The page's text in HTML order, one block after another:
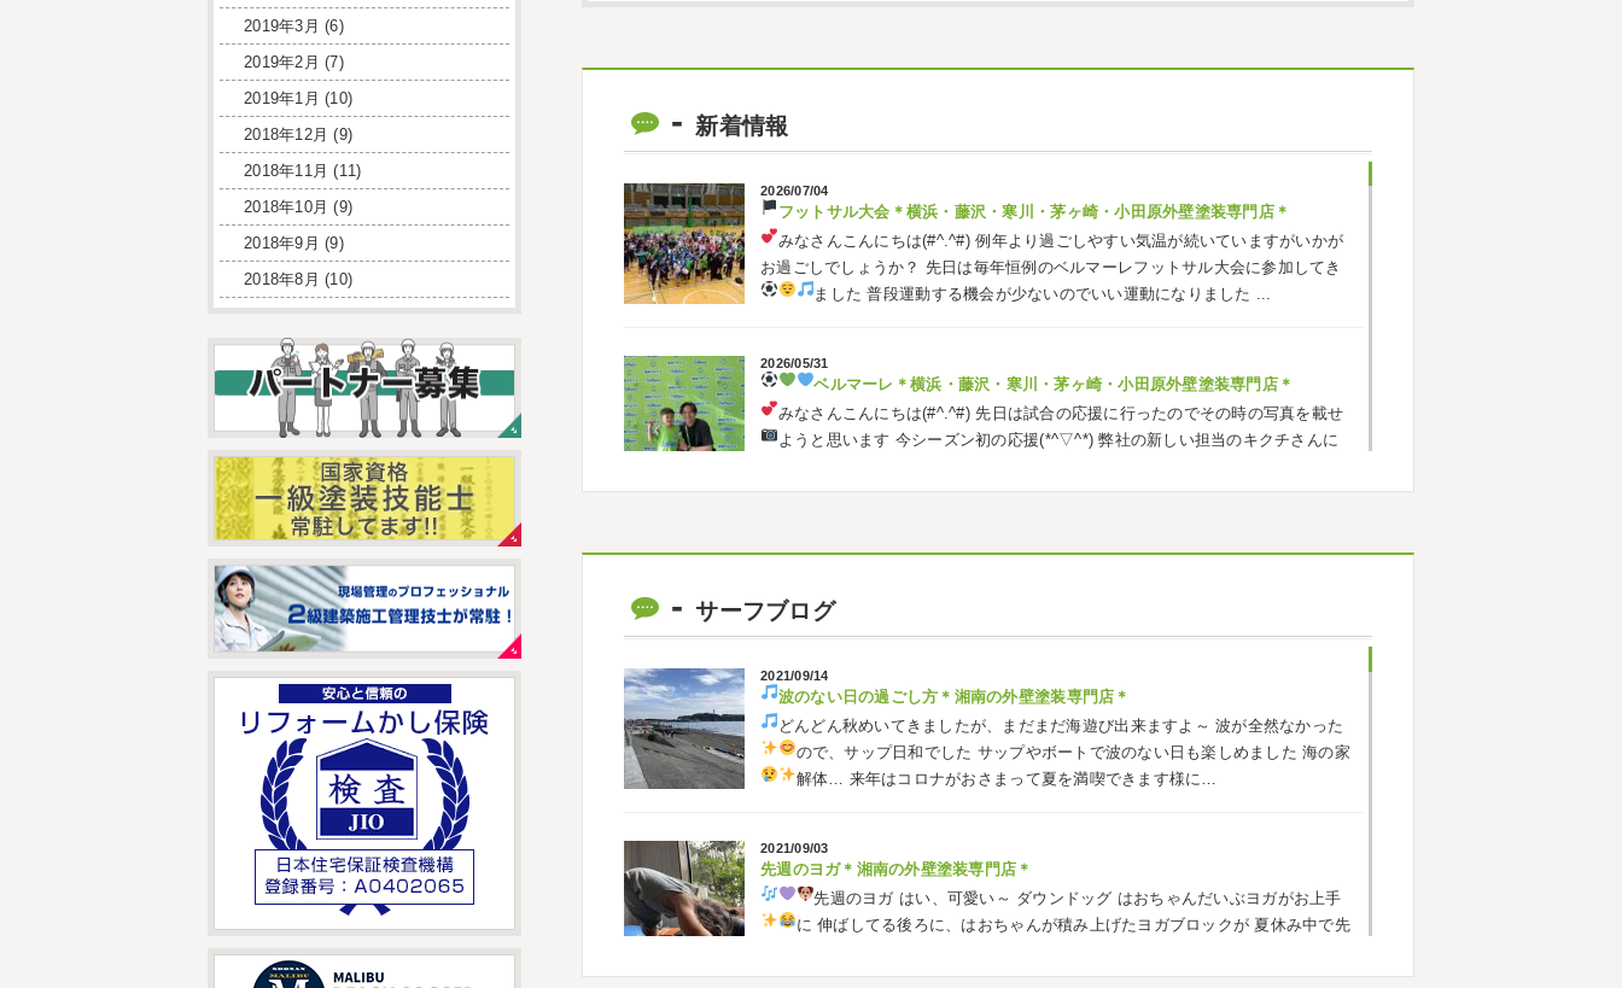
新着情報
2026/07/04
フットサル大会 ＊横浜・藤沢・寒川・茅ヶ崎・小田原外壁塗装専門店＊
みなさんこんにちは(#^.^#)例年より過ごしやすい気温が続いていますがいかが
お過ごしでしょうか？ 先日は毎年恒例のベルマーレフットサル大会に参加してき
ました 普段運動する機会が少ないのでいい運動になりました ...
2026/05/31
ベルマーレ ＊横浜・藤沢・寒川・茅ヶ崎・小田原外壁塗装専門店＊
みなさんこんにちは(#^.^#)先日は試合の応援に行ったのでその時の写真を載せ
ようと思います 今シーズン初の応援(*^▽^*) 弊社の新しい担当のキクチさんに
自転車＊横浜・藤沢・寒川・茅ヶ崎・小田原外壁塗装専門店＊
公園で自転車の練習に行ってきました
車に興味を示さなかったのですが、お友達の影響で欲しいとお願いされたので ...
2026/02/26
3連休＊横浜・藤沢・寒川・茅ヶ崎・小田原外壁塗装専門店＊
こんにちは♡ 今週は3連休明けからのスタートでしたね!! 皆様連休はいかがお過ご
しでしたでしょうか？ 私は息子のサッカー遠征の応援に御殿場のほうまで行って
2026/02/12
2026初雪＊横浜・藤沢・寒川・小田原・茅ヶ崎外壁塗装専門店＊
ご無沙汰しております少し更新してない間に2026年も1か月半がたとうとして
サーフブログ
2021/09/14
波のない日の過ごし方 ＊湘南の外壁塗装専門店＊
どんどん秋めいてきましたが、まだまだ海遊び出来ますよ～ 波が全然なかった
ので、サップ日和でした サップやボートで波のない日も楽しめました 海の家
解体… 来年はコロナがおさまって夏を満喫できます様に…
2021/09/03
先週のヨガ＊湘南の外壁塗装専門店＊
先週のヨガはい、可愛い～ ダウンドッグ はおちゃんだいぶヨガがお上手
に 伸ばしてる後ろに、はおちゃんが積み上げたヨガブロックが 夏休み中で先
2019年3月 (6)
2019年2月 (7)
2019年1月 (10)
2018年12月 (9)
2018年11月 (11)
2018年10月 (9)
2018年9月 (9)
2018年8月 (10)